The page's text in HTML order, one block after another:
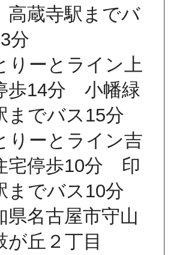
蔵寺駅までバ
分
りーとライン上
歩14分 小幡緑
までバス15分
りーとライン吉
宅停歩10分 印
までバス10分
県名古屋市守山
が丘２丁目